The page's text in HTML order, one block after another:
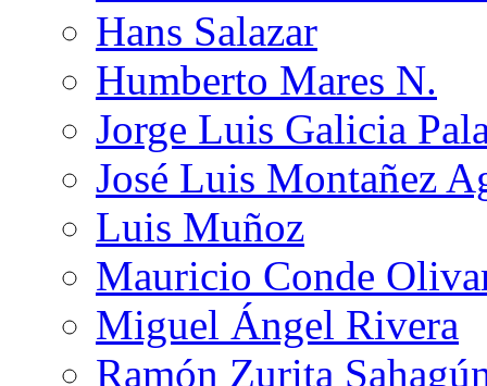
Hans Salazar
Humberto Mares N.
Jorge Luis Galicia
José Luis Montañez
Luis Muñoz
Mauricio Conde
Miguel Ángel Rivera
Ramón Zurita